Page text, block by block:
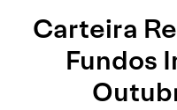
Carteira
Fundos